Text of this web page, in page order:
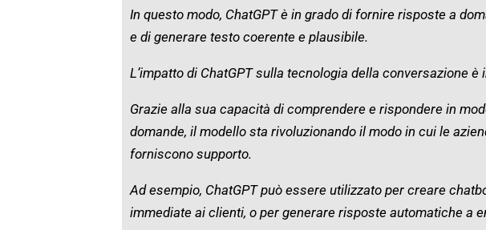
In questo modo, ChatGPT è in grado di fornire risposte a
e di generare testo coerente e plausibile.
L’impatto di ChatGPT sulla tecnologia della conversazione è
Grazie alla sua capacità di comprendere e rispondere in
domande, il modello sta rivoluzionando il modo in cui le
forniscono supporto.
Ad esempio, ChatGPT può essere utilizzato per creare
immediate ai clienti, o per generare risposte automatiche a